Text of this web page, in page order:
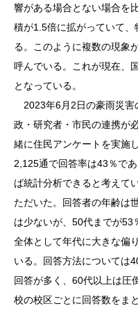
響がある場合とない場合を
積が1.5倍に拡がっていて
る。このように複数の現象
呼んでいる。これが現在、
となっている。
2023年6月2日の豪雨災害
政・研究者・市民の連携が
緒に住民アンケートを実施
2,125通で回答率は43％で
ば統計分析できると考えて
ただいた。回答者の年齢は
は少ないが、50代までが53
全体として年代に大きな偏
いる。回答方法については
回答が多く、60代以上は圧
校の校区ごとに回答数をま